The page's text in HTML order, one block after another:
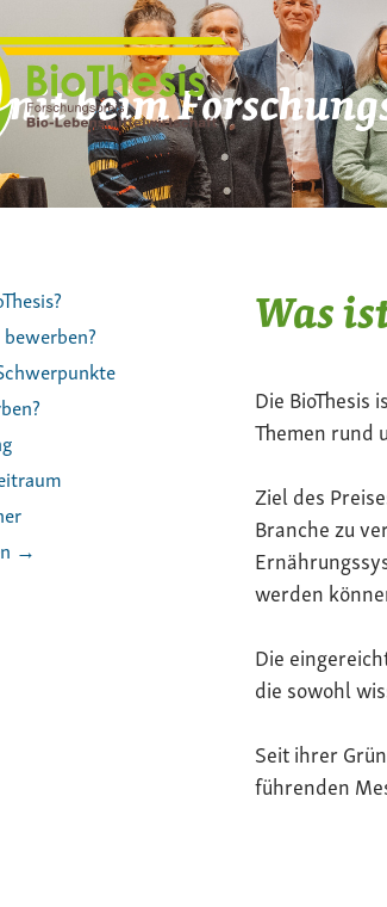
beim
Was
Die
Themen rund
Ziel des
Branche zu
werden
Die
die sowohl
Seit ihrer
führenden
→